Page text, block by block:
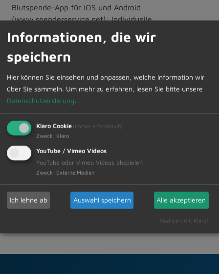
Blutspende-App für iOS und Android
(www.spenderservice.net): Individuelle
Spendeinformationen, Terminerinnerungen und
Blutspende-Forum.
Der nächste Blutspendetermin findet in
Dietmannsried, in der Grund- und Mittel-schule, am
Freitag, den 10. Juli von 16:30 – 20:00 Uhr statt. Bitte
essen und trin-ken Sie vor dem Blutspenden
genügend.
Zur Übersicht
03.07.2026
Amtliche Bekanntmachungen Veranstaltungstermine
Informationen, die wir
speichern
Hier können Sie einsehen und anpassen, welche Information wir
über Sie sammeln. Um mehr zu erfahren, lesen Sie bitte unsere
Datenschutzerklärung.
Klaro Cookie (immer erforderlich)
Zweck : Klaro
YouTube / Vimeo Videos
YouTube oder Vimeo Videos abspielen
Zweck : Externe Medien
Ich lehne ab Auswahl speichern Alle akzeptieren
Realisiert mit Klaro!